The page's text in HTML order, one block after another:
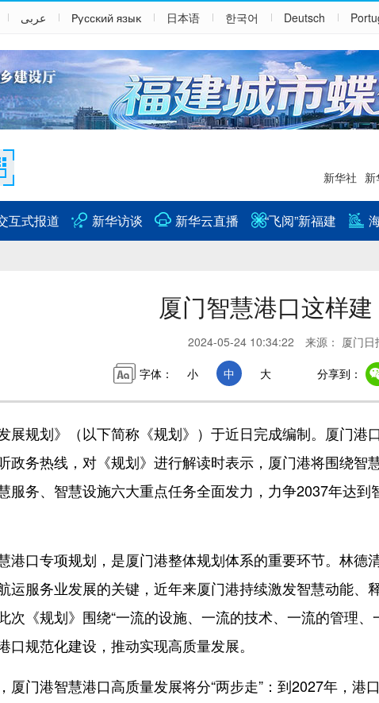
عربى Русский язык 日本语 한국어 Deutsch
新华社 新
互式报道 新华访谈 新华云直播 “飞阅”新福建
厦门智慧港口这样建
2024-05-24 10:34:22 来源： 厦门日
字体：
小 中 大 分享到：
规划》（以下简称《规划》）于近日完成编制。厦门港
政务热线，对《规划》进行解读时表示，厦门港将围绕智
服务、智慧设施六大重点任务全面发力，力争2037年达到
口专项规划，是厦门港整体规划体系的重要环节。林德
运服务业发展的关键，近年来厦门港持续激发智慧动能、
次《规划》围绕“一流的设施、一流的技术、一流的管理、
规范化建设，推动实现高质量发展。
门港智慧港口高质量发展将分“两步走”：到2027年，港